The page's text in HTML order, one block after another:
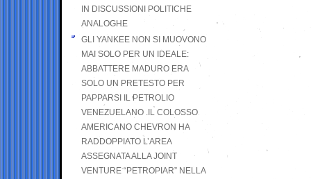
IN DISCUSSIONI POLITICHE
ANALOGHE
GLI YANKEE NON SI MUOVONO
MAI SOLO PER UN IDEALE:
ABBATTERE MADURO ERA
SOLO UN PRETESTO PER
PAPPARSI IL PETROLIO
VENEZUELANO .IL COLOSSO
AMERICANO CHEVRON HA
RADDOPPIATO L’AREA
ASSEGNATA ALLA JOINT
VENTURE “PETROPIAR” NELLA